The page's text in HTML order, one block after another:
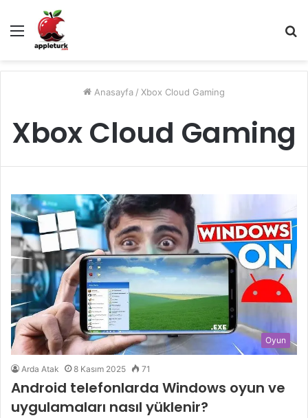
Menü
...
Anasayfa / Xbox Cloud Gaming
Xbox Cloud Gaming
Oyun
Arda Atak 8 Kasım 2025 71
Android telefonlarda Windows oyun ve
uygulamaları nasıl yüklenir?